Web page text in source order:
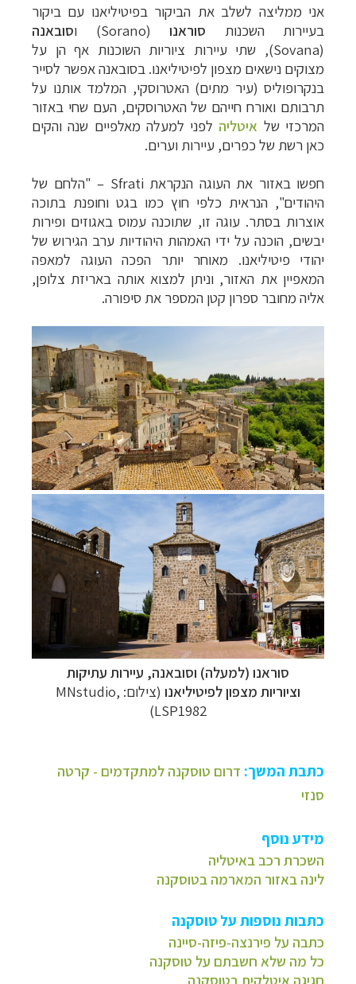
אני ממליצה לשלב את הביקור בפיטיליאנו עם ביקור
בעיירות השכנות סוראנו (
Sorano) וסובאנה
(
Sovana), שתי עיירות ציוריות השוכנות אף הן על
מצוקים נישאים מצפון לפיטיליאנו. בסובאנה אפשר לסייר
בנקרופוליס (עיר מתים) האטרוסקי, המלמד אותנו על
תרבותם ואורח חייהם של האטרוסקים, העם שחי באזור
המרכזי של איטליה לפני למעלה מאלפיים שנה והקים
כאן רשת של כפרים, עיירות וערים.
חפשו באזור את העוגה הנקראת Sfrati – "הלחם של
היהודים", הנראית כלפי חוץ כמו בגט וחופנת בתוכה
אוצרות בסתר. עוגה זו, שתוכנה עמוס באגוזים ופירות
יבשים, הוכנה על ידי האמהות היהודיות ערב הגירוש של
יהודי פיטיליאנו. מאוחר יותר הפכה העוגה למאפה
המאפיין את האזור, וניתן למצוא אותה באריזת צלופן,
אליה מחובר ספרון קטן המספר את סיפורה.
סוראנו (למעלה) וסובאנה, עיירות עתיקות
וציוריות מצפון לפיטיליאנו
(צילום: MNstudio,
LSP1982)
כתבת המשך: דרום טוסקנה למתקדמים - קרטה
סנזי
מידע נוסף
השכרת רכב באיטליה
לינה באזור המארמה בטוסקנה
כתבות נוספות על טוסקנה
כתבה על פירנצה-פיזה-סיינה
כל מה שלא חשבתם על טוסקנה
חגיגה איטלקית בטוסקנה